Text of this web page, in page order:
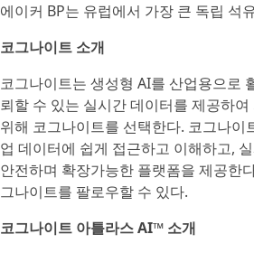
에이커 BP는 유럽에서 가장 큰 독립 석
코그나이트 소개
코그나이트는 생성형 AI를 산업용으로
뢰할 수 있는 실시간 데이터를 제공하
위해 코그나이트를 선택한다. 코그나
업 데이터에 쉽게 접근하고 이해하고,
안전하며 확장가능한 플랫폼을 제공한
그나이트를 팔로우할 수 있다.
코그나이트 아틀라스 AI™ 소개